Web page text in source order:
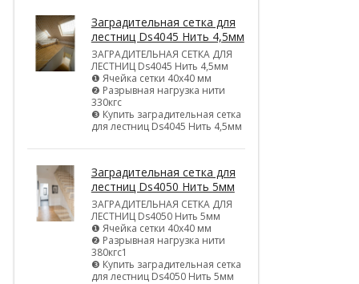
Заградительная сетка для
лестниц Ds4045 Нить 4,5мм
ЗАГРАДИТЕЛЬНАЯ СЕТКА ДЛЯ
ЛЕСТНИЦ Ds4045 Нить 4,5мм
❶ Ячейка сетки 40х40 мм
❷ Разрывная нагрузка нити
330кгс
❸ Купить заградительная сетка
для лестниц Ds4045 Нить 4,5мм
Заградительная сетка для
лестниц Ds4050 Нить 5мм
ЗАГРАДИТЕЛЬНАЯ СЕТКА ДЛЯ
ЛЕСТНИЦ Ds4050 Нить 5мм
❶ Ячейка сетки 40х40 мм
❷ Разрывная нагрузка нити
380кгс1
❸ Купить заградительная сетка
для лестниц Ds4050 Нить 5мм